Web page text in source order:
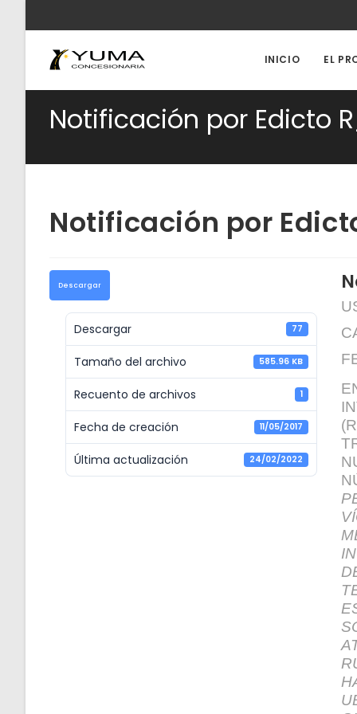
contenido
INICIO EL
Notificación por Edicto
Notificación por
Descargar
Descargar 77
Tamaño del archivo 585.96 KB
Recuento de archivos 1
Fecha de creación 11/05/2017
Última actualización 24/02/2022
I